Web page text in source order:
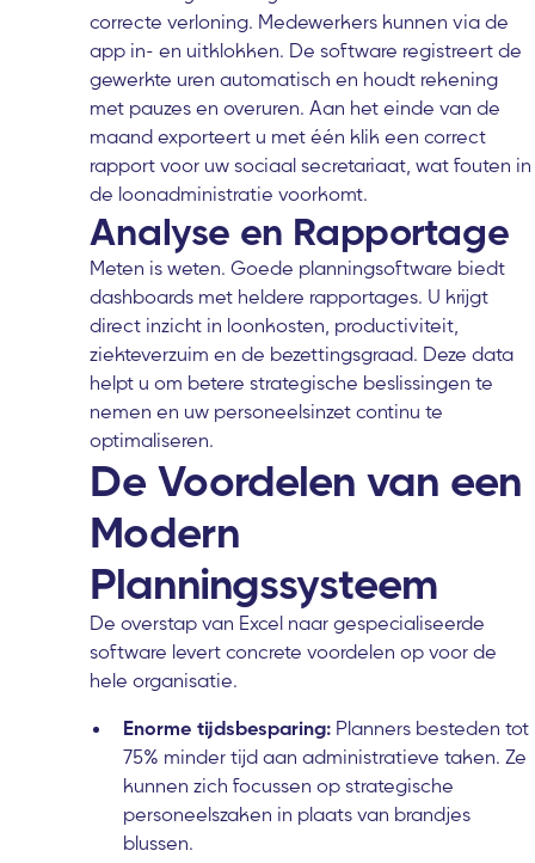
correcte verloning. Medewerkers kunnen via de
app in- en uitklokken. De software registreert de
gewerkte uren automatisch en houdt rekening
met pauzes en overuren. Aan het einde van de
maand exporteert u met één klik een correct
rapport voor uw sociaal secretariaat, wat fouten in
de loonadministratie voorkomt.
Analyse en Rapportage
Meten is weten. Goede planningsoftware biedt
dashboards met heldere rapportages. U krijgt
direct inzicht in loonkosten, productiviteit,
ziekteverzuim en de bezettingsgraad. Deze data
helpt u om betere strategische beslissingen te
nemen en uw personeelsinzet continu te
optimaliseren.
De Voordelen van een
Modern
Planningssysteem
De overstap van Excel naar gespecialiseerde
software levert concrete voordelen op voor de
hele organisatie.
Enorme tijdsbesparing: Planners besteden tot
75% minder tijd aan administratieve taken. Ze
kunnen zich focussen op strategische
personeelszaken in plaats van brandjes
blussen.